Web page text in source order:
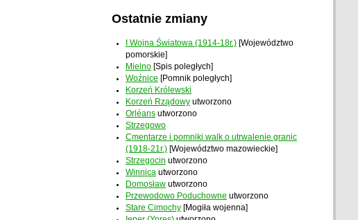
Ostatnie zmiany
I Wojna Światowa (1914-18r.) [Województwo
pomorskie]
Mielno [Spis poległych]
Woźnice [Pomnik poległych]
Korzeń Królewski
Korzeń Rządowy utworzono
Orléans utworzono
Strzegowo
Cmentarze i pomniki walk o utrwalenie granic
(1918-21r.) [Województwo mazowieckie]
Strzegocin utworzono
Winnica utworzono
Domosław utworzono
Przewodowo Poduchowne utworzono
Stare Cimochy [Mogiła wojenna]